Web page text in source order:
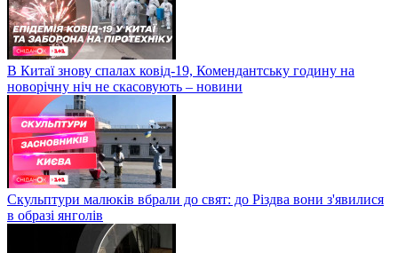
В Китаї знову спалах ковід-19, Комендантську годину на
новорічну ніч не скасовують – новини
Скульптури малюків вбрали до свят: до Різдва вони з'явилися
в образі янголів